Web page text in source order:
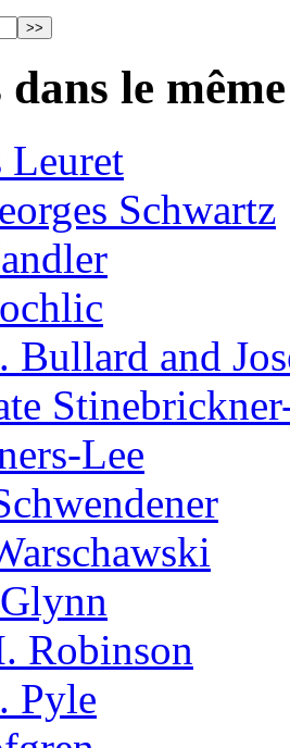
le
Leuret
Schwartz
Bullard and
Lee
Robinson
Pyle